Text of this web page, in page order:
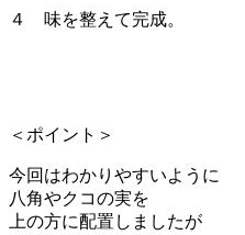
４ 味を整えて完成。
＜ポイント＞
今回はわかりやすいように
八角やクコの実を
上の方に配置しましたが